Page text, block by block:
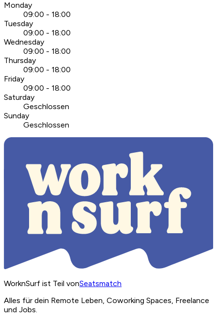
Monday
09:00 - 18:00
Tuesday
09:00 - 18:00
Wednesday
09:00 - 18:00
Thursday
09:00 - 18:00
Friday
09:00 - 18:00
Saturday
Geschlossen
Sunday
Geschlossen
WorknSurf ist Teil vonSeatsmatch
Alles für dein Remote Leben, Coworking Spaces, Freelance
und Jobs.